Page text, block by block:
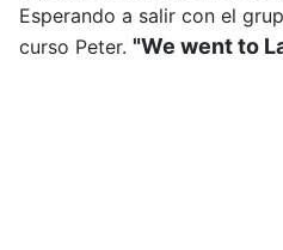
Esperando a salir con el
curso Peter. "We went to